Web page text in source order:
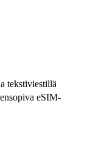
tekstiviestillä
eSIM-